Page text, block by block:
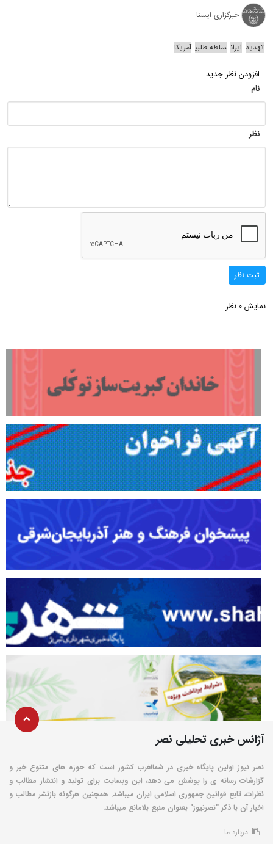
خبرگزاری ایسنا
تهدید ایران سلطه طلبی آمریکا
افزودن نظر جدید
نام
نظر
ثبت نظر
نمایش 0 نظر
آژانس خبری تحلیلی نصر
نصر نیوز اولین پایگاه خبری در شمالغرب کشور است که حوزه های متنوع خبر و
گزارشات رسانه ی را پوشش می دهد، این وبسایت برای تولید و انتشار مطالب و
نظرات، تابع قوانین جمهوری اسلامی ایران میباشد. همچنین هرگونه بازنشر مطالب و
اخبار آن با ذکر "نصرنیوز" بعنوان منبع بلامانع میباشد.
درباره ما